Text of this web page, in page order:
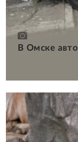
В Омске